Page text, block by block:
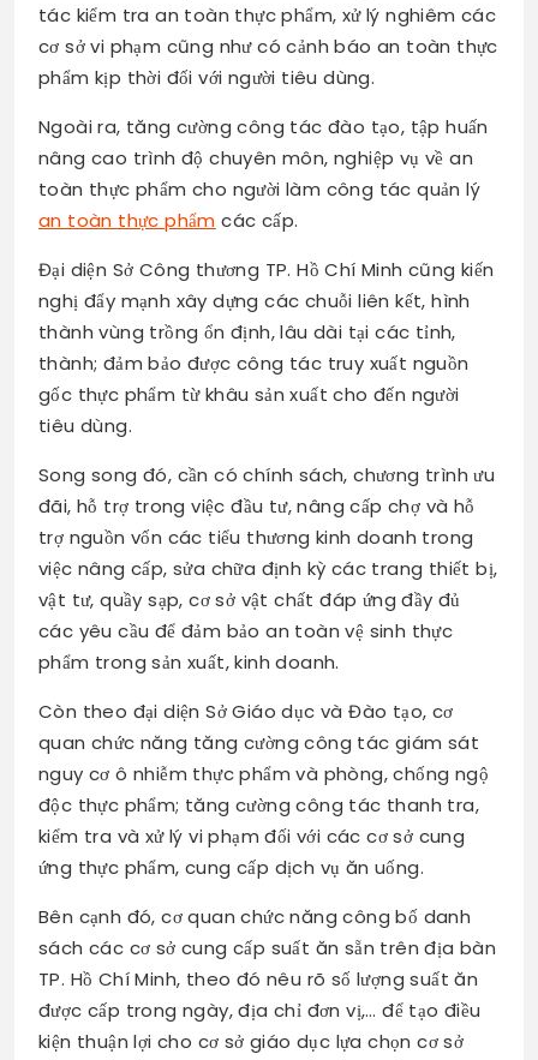
tác kiểm tra an toàn thực phẩm, xử lý nghiêm các
cơ sở vi phạm cũng như có cảnh báo an toàn thực
phẩm kịp thời đối với người tiêu dùng.
Ngoài ra, tăng cường công tác đào tạo, tập huấn
nâng cao trình độ chuyên môn, nghiệp vụ về an
toàn thực phẩm cho người làm công tác quản lý
an toàn thực phẩm các cấp.
Đại diện Sở Công thương TP. Hồ Chí Minh cũng kiến
nghị đẩy mạnh xây dựng các chuỗi liên kết, hình
thành vùng trồng ổn định, lâu dài tại các tỉnh,
thành; đảm bảo được công tác truy xuất nguồn
gốc thực phẩm từ khâu sản xuất cho đến người
tiêu dùng.
Song song đó, cần có chính sách, chương trình ưu
đãi, hỗ trợ trong việc đầu tư, nâng cấp chợ và hỗ
trợ nguồn vốn các tiểu thương kinh doanh trong
việc nâng cấp, sửa chữa định kỳ các trang thiết bị,
vật tư, quầy sạp, cơ sở vật chất đáp ứng đầy đủ
các yêu cầu để đảm bảo an toàn vệ sinh thực
phẩm trong sản xuất, kinh doanh.
Còn theo đại diện Sở Giáo dục và Đào tạo, cơ
quan chức năng tăng cường công tác giám sát
nguy cơ ô nhiễm thực phẩm và phòng, chống ngộ
độc thực phẩm; tăng cường công tác thanh tra,
kiểm tra và xử lý vi phạm đối với các cơ sở cung
ứng thực phẩm, cung cấp dịch vụ ăn uống.
Bên cạnh đó, cơ quan chức năng công bố danh
sách các cơ sở cung cấp suất ăn sẵn trên địa bàn
TP. Hồ Chí Minh, theo đó nêu rõ số lượng suất ăn
được cấp trong ngày, địa chỉ đơn vị,… để tạo điều
kiện thuận lợi cho cơ sở giáo dục lựa chọn cơ sở